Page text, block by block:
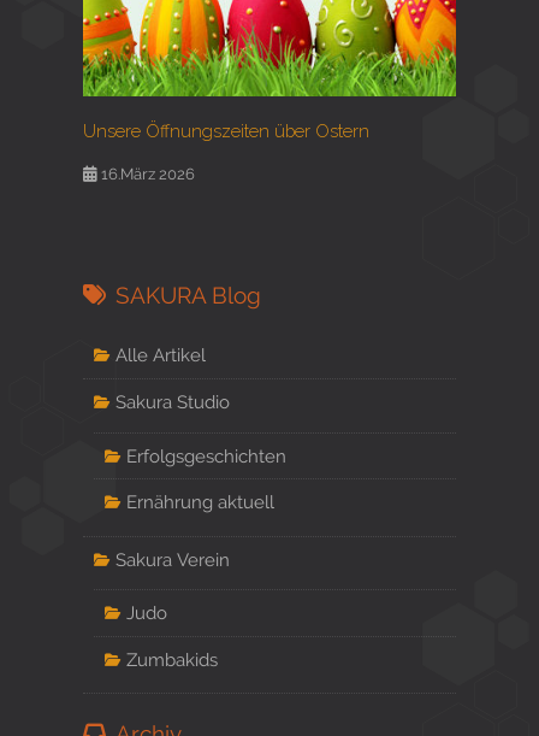
Unsere Öffnungszeiten über Ostern
16.März 2026
SAKURA Blog
Alle Artikel
Sakura Studio
Erfolgsgeschichten
Ernährung aktuell
Sakura Verein
Judo
Zumbakids